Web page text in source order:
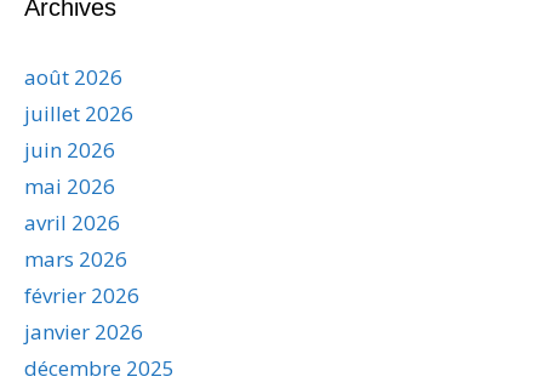
Archives
août 2026
juillet 2026
juin 2026
mai 2026
avril 2026
mars 2026
février 2026
janvier 2026
décembre 2025